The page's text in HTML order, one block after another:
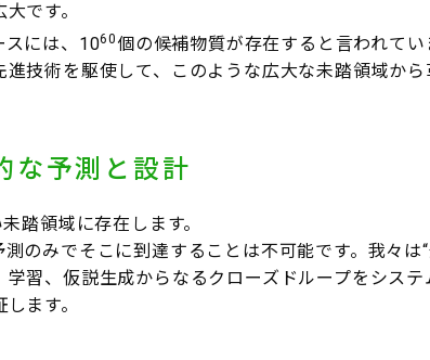
です。
スには、1060 個の候補物質が存在すると言われてい
技術を駆使して、このような広大な未踏領域から
な予測と設計
踏領域に存在します。
のみでそこに到達することは不可能です。我々は
習、仮説生成からなるクローズドループをシステ
ます。